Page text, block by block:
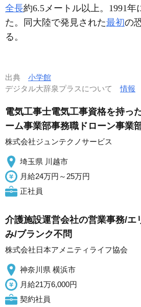
全長約6.5メートル以上。1991年
た。同大陸で発見された最初の
る。
出典 小学館
デジタル大辞泉プラスについて情報
電気工事士電気工事資格を持っ
ーム事業部事務職ドローン事業
株式会社ジュンテクノサービス
埼玉県 川越市
月給24万円～25万円
正社員
介護施設運営会社の営業事務/エ
み/ブランク不問
株式会社日本アメニティライフ協会
神奈川県 横浜市
月給21万6,000円
契約社員